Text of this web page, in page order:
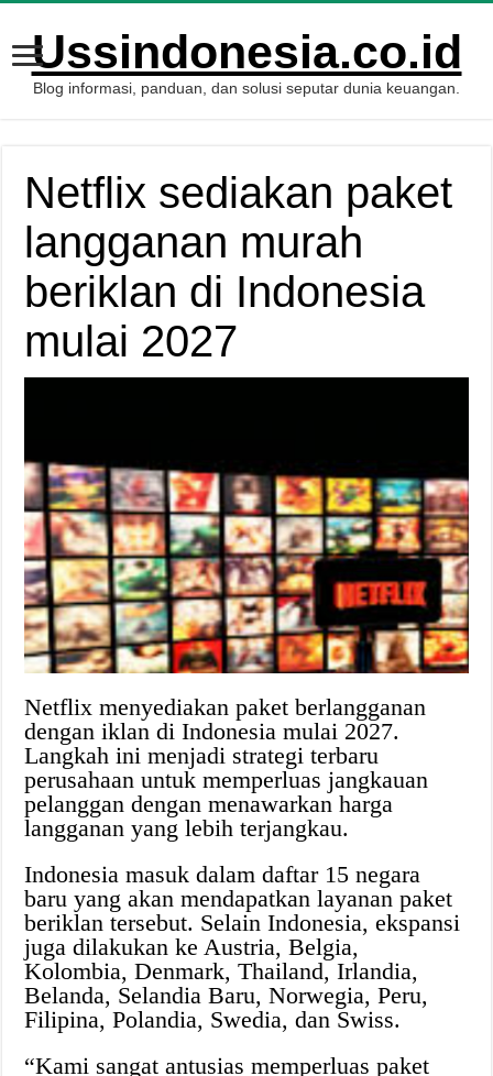
Ussindonesia.co.id
Blog informasi, panduan, dan solusi seputar dunia keuangan.
Netflix sediakan paket
langganan murah
beriklan di Indonesia
mulai 2027
Netflix menyediakan paket berlangganan
dengan iklan di Indonesia mulai 2027.
Langkah ini menjadi strategi terbaru
perusahaan untuk memperluas jangkauan
pelanggan dengan menawarkan harga
langganan yang lebih terjangkau.
Indonesia masuk dalam daftar 15 negara
baru yang akan mendapatkan layanan paket
beriklan tersebut. Selain Indonesia, ekspansi
juga dilakukan ke Austria, Belgia,
Kolombia, Denmark, Thailand, Irlandia,
Belanda, Selandia Baru, Norwegia, Peru,
Filipina, Polandia, Swedia, dan Swiss.
“Kami sangat antusias memperluas paket